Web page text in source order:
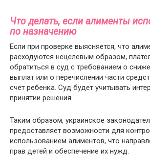
Что делать, если алименты
по назначению
Если при проверке выясняется, что
расходуются нецелевым образом,
обратиться в суд с требованием о
выплат или о перечислении части
счет ребенка. Суд будет учитывать
принятии решения.
Таким образом, украинское
предоставляет возможности для
использованием алиментов, что
прав детей и обеспечение их нужд.